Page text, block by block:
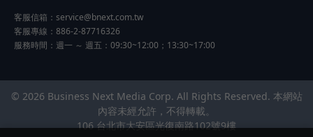
客服信箱： service@bnext.com.tw
客服專線：886-2-87716326
服務時間：週一 ～ 週五：09:30~12:00；13:30~17:00
© 2026 Business Next Media Corp. All Rights Reserved. 本網站
內容未經允許，不得轉載。
106 台北市大安區光復南路102號9樓